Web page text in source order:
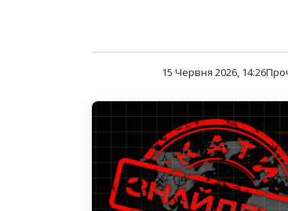
15 Червня 2026, 14:26